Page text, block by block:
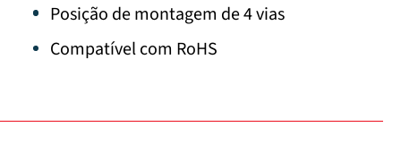
Posição de montagem de 4 vias
Compatível com RoHS